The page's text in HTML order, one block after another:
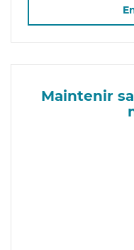
Maintenir